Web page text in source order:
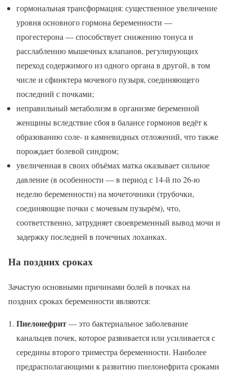
гормональная трансформация: существенное увеличение
уровня основного гормона беременности —
прогестерона — способствует снижению тонуса и
расслаблению мышечных клапанов, регулирующих
переход содержимого из одного органа в другой, в том
числе и сфинктера мочевого пузыря, соединяющего
последний с почками;
неправильный метаболизм в организме беременной
женщины вследствие сбоя в балансе гормонов ведёт к
образованию соле- и камневидных отложений, что также
порождает болевой синдром;
увеличенная в своих объёмах матка оказывает сильное
давление (в особенности — в период с 14-й по 26-ю
неделю беременности) на мочеточники (трубочки,
соединяющие почки с мочевым пузырём), что,
соответственно, затрудняет своевременный вывод мочи и
задержку последней в почечных лоханках.
На поздних сроках
Зачастую основными причинами болей в почках на
поздних сроках беременности являются:
Пиелонефрит— это бактериальное заболевание
канальцев почек, которое развивается или усиливается с
середины второго триместра беременности. Наиболее
предрасполагающими к развитию пиелонефрита сроками